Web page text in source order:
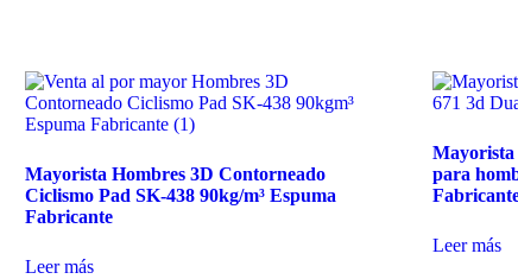
Mayorista Hombres 3D Contorneado
Ciclismo Pad SK-438 90kg/m³ Espuma
Fabricante
Leer más
Mayorista
para
Leer más